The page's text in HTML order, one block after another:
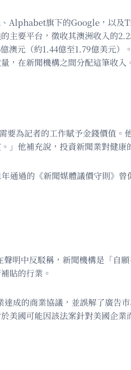
Alphabet旗下的Google，以及
主要平台，徵收其澳洲收入的
澳元（約1.44億至1.79億美元）。
，在新聞機構之間分配這筆收入
為記者的工作賦予金錢價值。
」他補充說，投資新聞業對健康
通過的《新聞媒體議價守則》
明中反駁稱，新聞機構是「自
貼的行業。
成的商業協議，並誤解了廣
國可能因該法案針對美國企